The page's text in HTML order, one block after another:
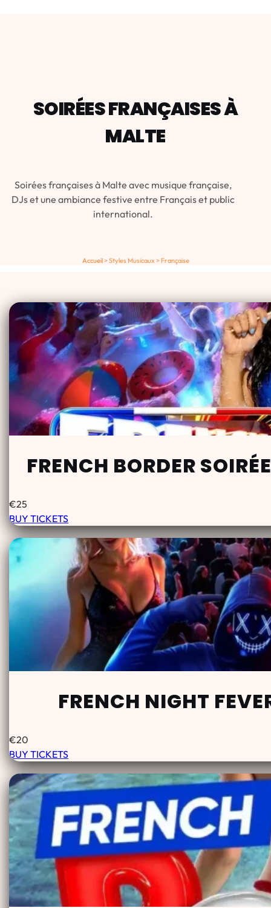
SOIRÉES FRANÇAISES À
MALTE
Soirées françaises à Malte avec musique française,
DJs et une ambiance festive entre Français et public
international.
Accueil>Styles Musicaux > Française
FRENCH BORDER
€25
BUY TICKETS
FRENCH NIGHT
€20
BUY TICKETS